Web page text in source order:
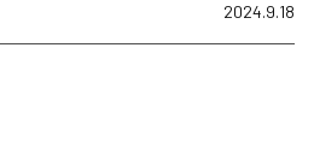
2024.9.18